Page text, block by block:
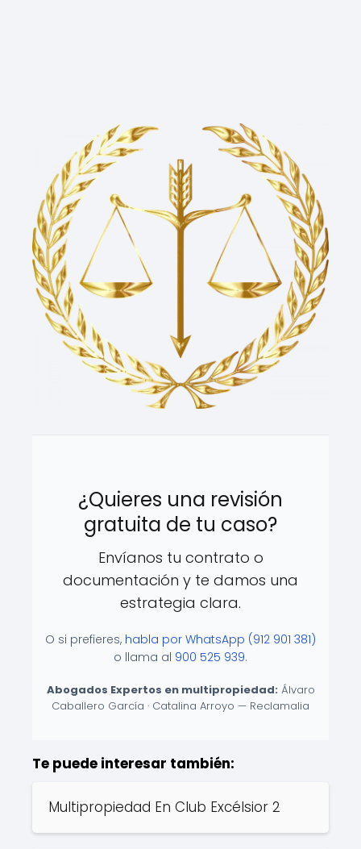
¿Quieres una revisión
gratuita de tu caso?
Envíanos tu contrato o
documentación y te damos una
estrategia clara.
O si prefieres, habla por WhatsApp (912 901 381)
o llama al 900 525 939.
Abogados Expertos en multipropiedad: Álvaro
Caballero García · Catalina Arroyo — Reclamalia
Te puede interesar también:
Multipropiedad En Club Excélsior 2